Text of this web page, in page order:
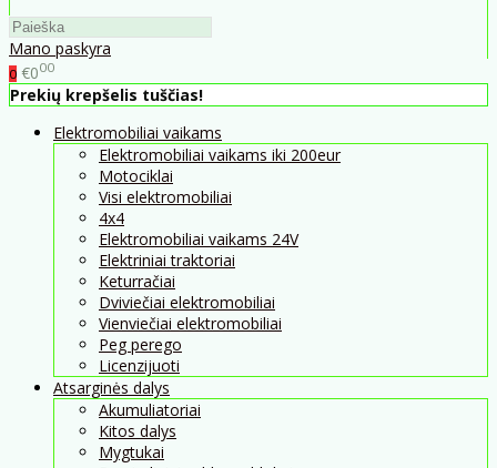
Mano paskyra
0 €000
Prekių krepšelis tuščias!
Elektromobiliai vaikams
Elektromobiliai vaikams iki 200eur
Motociklai
Visi elektromobiliai
4x4
Elektromobiliai vaikams 24V
Elektriniai traktoriai
Keturračiai
Dviviečiai elektromobiliai
Vienviečiai elektromobiliai
Peg perego
Licenzijuoti
Atsarginės dalys
Akumuliatoriai
Kitos dalys
Mygtukai